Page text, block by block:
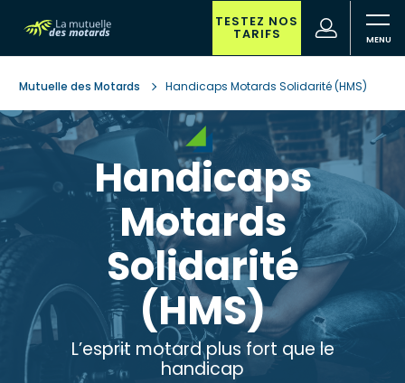
contenu
principal recherche
TESTEZ NOS
TARIFS
(nouvelle
fenêtre)
Mutuelle des Motards Handicaps Motards Solidarité (HMS)
Handicaps
Motards
Solidarité
(HMS)
L’esprit motard plus fort que le
handicap